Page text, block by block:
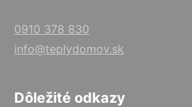
0910 378 830
info@teplydomov.sk
Dôležité odkazy